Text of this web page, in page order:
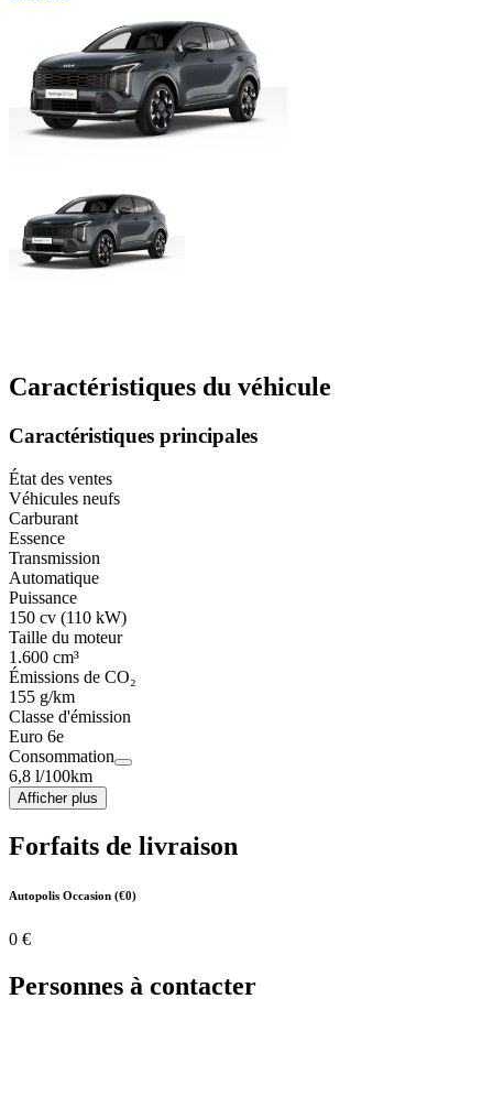
Caractéristiques du véhicule
Caractéristiques principales
État des ventes
Véhicules neufs
Carburant
Essence
Transmission
Automatique
Puissance
150 cv (110 kW)
Taille du moteur
1.600 cm³
Émissions de CO₂
155 g/km
Classe d'émission
Euro 6e
Consommation
6,8 l/100km
Afficher plus
Forfaits de livraison
Autopolis Occasion (€0)
0 €
Personnes à contacter